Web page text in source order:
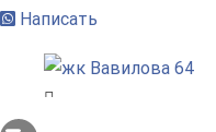
Написать